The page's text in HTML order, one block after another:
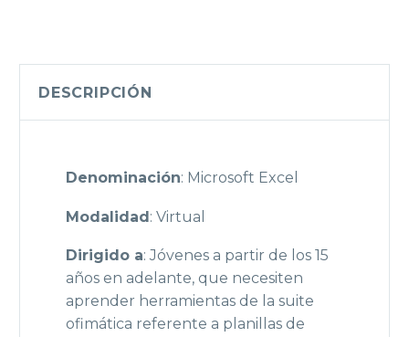
DESCRIPCIÓN
Denominación: Microsoft Excel
Modalidad: Virtual
Dirigido a: Jóvenes a partir de los 15
años en adelante, que necesiten
aprender herramientas de la suite
ofimática referente a planillas de